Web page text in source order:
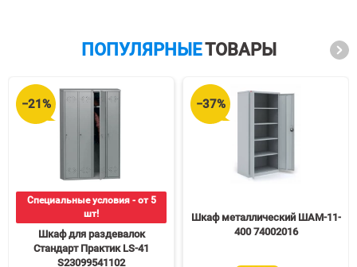
ПОПУЛЯРНЫЕТОВАРЫ
−21%
Специальные условия - от 5
шт!
Шкаф для раздевалок
Стандарт Практик LS-41
S23099541102
−37%
Шкаф металлический ШАМ-11-
400 74002016